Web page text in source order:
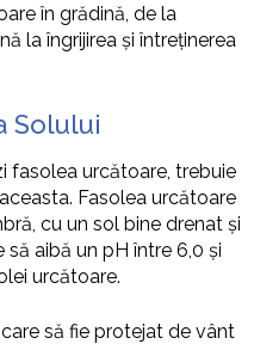
în grădină, de la
la îngrijirea și întreținerea
Solului
fasolea urcătoare, trebuie
Fasolea urcătoare
cu un sol bine drenat și
aibă un pH între 6,0 și
urcătoare.
să fie protejat de vânt